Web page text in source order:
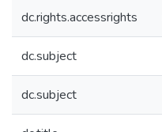
dc.rights.accessrights
dc.subject
dc.subject